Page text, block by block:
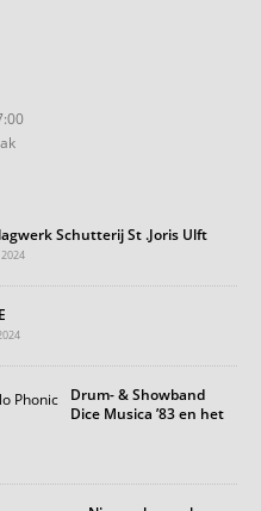
Schutterij St .Joris Ulft
Drum- & Showband
Dice Musica ’83 en het